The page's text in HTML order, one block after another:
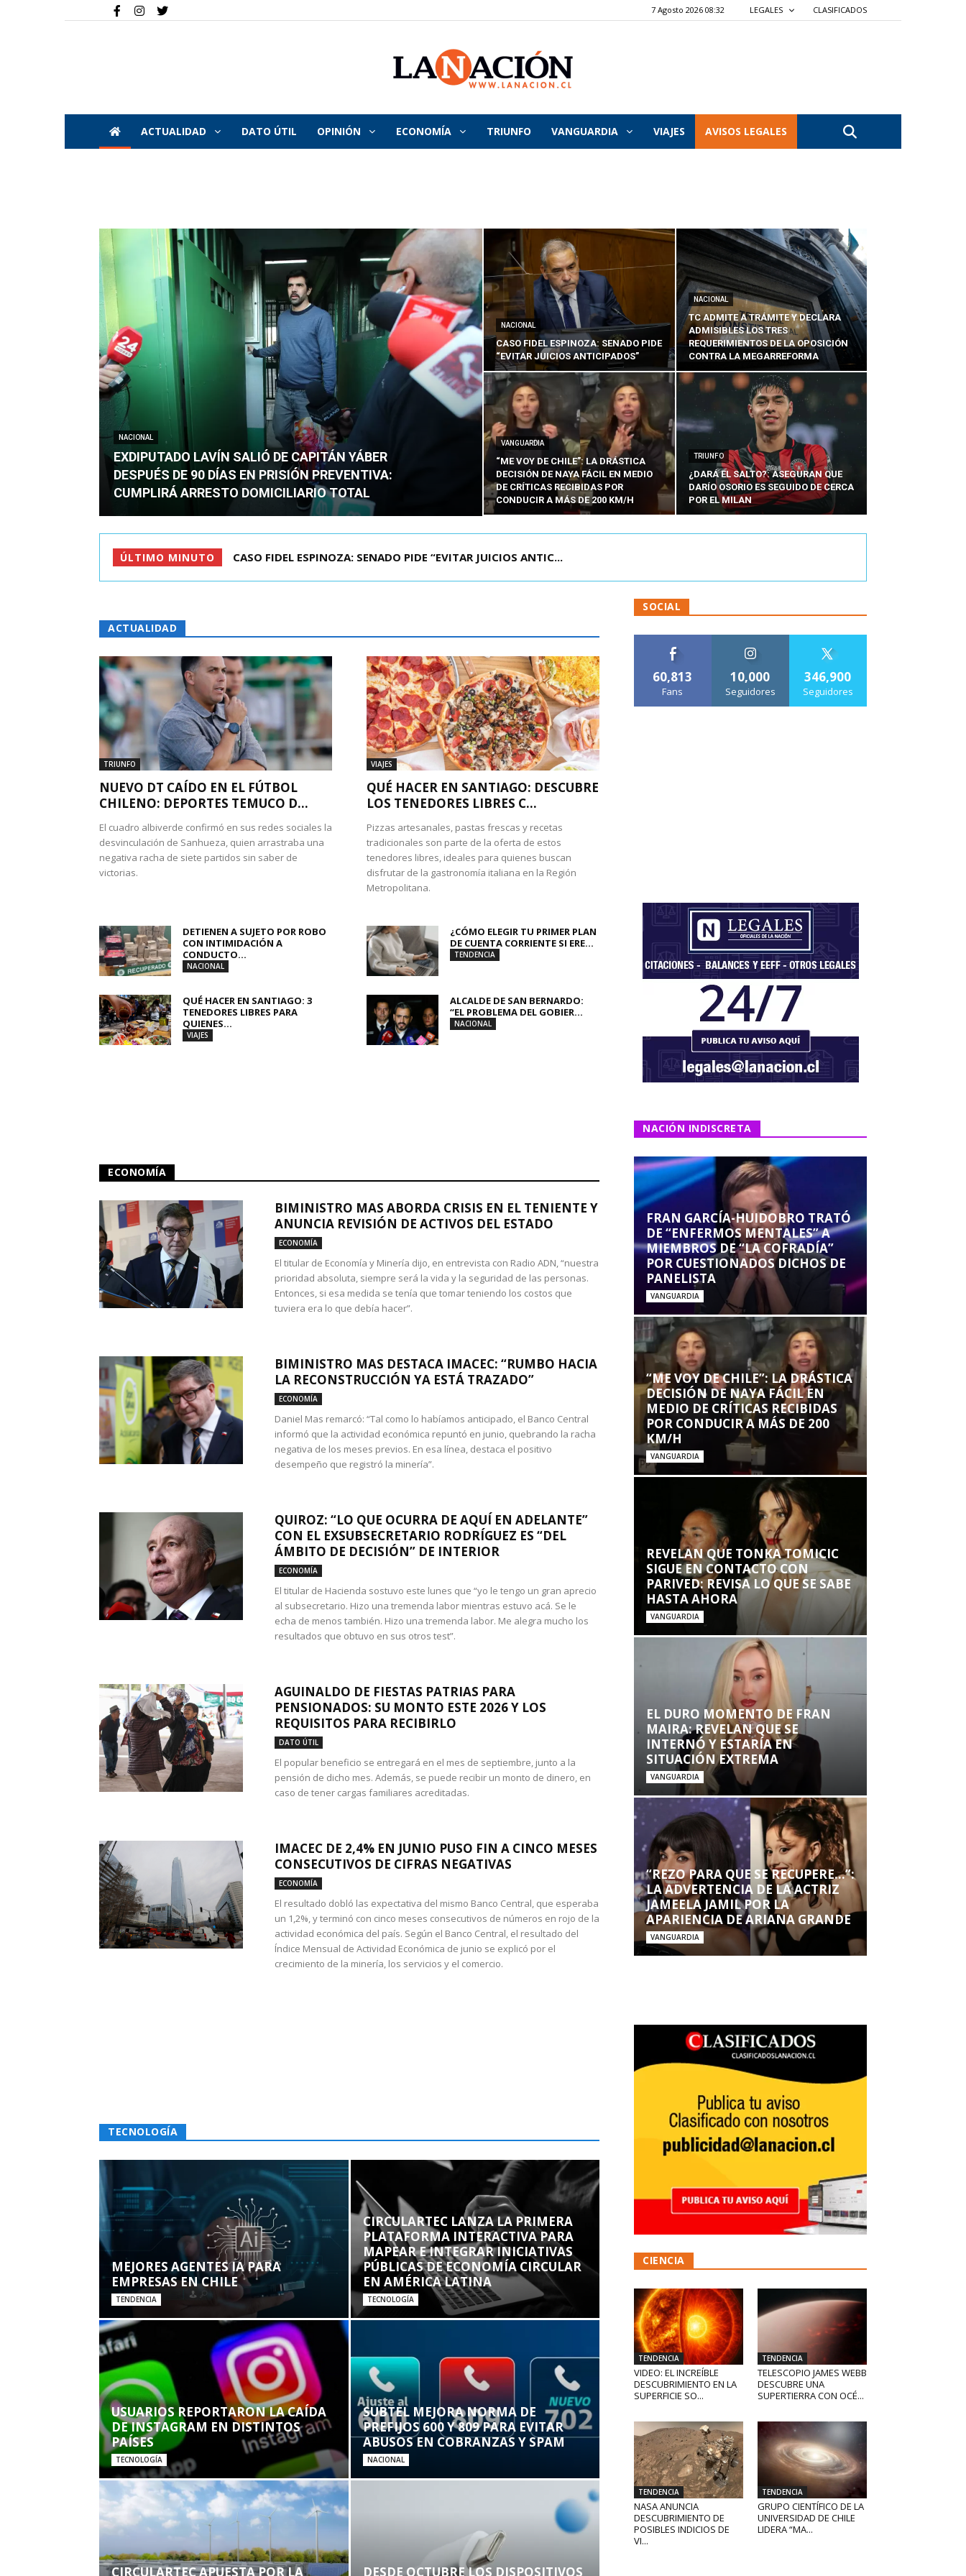
7 Agosto 2026 08:32 LEGALES CLASIFICADOS
La
Nación
ACTUALIDAD DATO ÚTIL OPINIÓN ECONOMÍA TRIUNFO VANGUARDIA VIAJES AVISOS LEGALES
NACIONAL
EXDIPUTADO LAVÍN SALIÓ DE CAPITÁN YÁBER
DESPUÉS DE 90 DÍAS EN PRISIÓN PREVENTIVA:
CUMPLIRÁ ARRESTO DOMICILIARIO TOTAL
NACIONAL
CASO FIDEL ESPINOZA: SENADO PIDE
“EVITAR JUICIOS ANTICIPADOS”
NACIONAL
TC ADMITE A TRÁMITE Y DECLARA
ADMISIBLES LOS TRES
REQUERIMIENTOS DE LA OPOSICIÓN
CONTRA LA MEGARREFORMA
VANGUARDIA
“ME VOY DE CHILE”: LA DRÁSTICA
DECISIÓN DE NAYA FÁCIL EN MEDIO
DE CRÍTICAS RECIBIDAS POR
CONDUCIR A MÁS DE 200 KM/H
TRIUNFO
¿DARÁ EL SALTO?: ASEGURAN QUE
DARÍO OSORIO ES SEGUIDO DE CERCA
POR EL MILAN
ÚLTIMO MINUTO TC ADMITE A TRÁMITE Y DECLARA ADMISIBLES LOS TRES REQU...
ACTUALIDAD
TRIUNFO
NUEVO DT CAÍDO EN EL FÚTBOL
CHILENO: DEPORTES TEMUCO D...
El cuadro albiverde confirmó en sus redes sociales la
desvinculación de Sanhueza, quien arrastraba una
negativa racha de siete partidos sin saber de
victorias.
VIAJES
QUÉ HACER EN SANTIAGO: DESCUBRE
LOS TENEDORES LIBRES C...
Pizzas artesanales, pastas frescas y recetas
tradicionales son parte de la oferta de estos
tenedores libres, ideales para quienes buscan
disfrutar de la gastronomía italiana en la Región
Metropolitana.
DETIENEN A SUJETO POR ROBO
CON INTIMIDACIÓN A
CONDUCTO...
NACIONAL
¿CÓMO ELEGIR TU PRIMER PLAN
DE CUENTA CORRIENTE SI ERE...
TENDENCIA
QUÉ HACER EN SANTIAGO: 3
TENEDORES LIBRES PARA
QUIENES...
VIAJES
ALCALDE DE SAN BERNARDO:
“EL PROBLEMA DEL GOBIER...
NACIONAL
ECONOMÍA
BIMINISTRO MAS ABORDA CRISIS EN EL TENIENTE Y
ANUNCIA REVISIÓN DE ACTIVOS DEL ESTADO
ECONOMÍA
El titular de Economía y Minería dijo, en entrevista con Radio ADN, “nuestra
prioridad absoluta, siempre será la vida y la seguridad de las personas.
Entonces, si esa medida se tenía que tomar teniendo los costos que
tuviera era lo que debía hacer”.
BIMINISTRO MAS DESTACA IMACEC: “RUMBO HACIA
LA RECONSTRUCCIÓN YA ESTÁ TRAZADO”
ECONOMÍA
Daniel Mas remarcó: “Tal como lo habíamos anticipado, el Banco Central
informó que la actividad económica repuntó en junio, quebrando la racha
negativa de los meses previos. En esa línea, destaca el positivo
desempeño que registró la minería”.
QUIROZ: “LO QUE OCURRA DE AQUÍ EN ADELANTE”
CON EL EXSUBSECRETARIO RODRÍGUEZ ES “DEL
ÁMBITO DE DECISIÓN” DE INTERIOR
ECONOMÍA
El titular de Hacienda sostuvo este lunes que “yo le tengo un gran aprecio
al subsecretario. Hizo una tremenda labor mientras estuvo acá. Se le
echa de menos también. Hizo una tremenda labor. Me alegra mucho los
resultados que obtuvo en sus otros test”.
AGUINALDO DE FIESTAS PATRIAS PARA
PENSIONADOS: SU MONTO ESTE 2026 Y LOS
REQUISITOS PARA RECIBIRLO
DATO ÚTIL
El popular beneficio se entregará en el mes de septiembre, junto a la
pensión de dicho mes. Además, se puede recibir un monto de dinero, en
caso de tener cargas familiares acreditadas.
IMACEC DE 2,4% EN JUNIO PUSO FIN A CINCO MESES
CONSECUTIVOS DE CIFRAS NEGATIVAS
ECONOMÍA
El resultado dobló las expectativa del mismo Banco Central, que esperaba
un 1,2%, y terminó con cinco meses consecutivos de números en rojo de la
actividad económica del país. Según el Banco Central, el resultado del
Índice Mensual de Actividad Económica de junio se explicó por el
crecimiento de la minería, los servicios y el comercio.
TECNOLOGÍA
MEJORES AGENTES IA PARA
EMPRESAS EN CHILE
TENDENCIA
CIRCULARTEC LANZA LA PRIMERA
PLATAFORMA INTERACTIVA PARA
MAPEAR E INTEGRAR INICIATIVAS
PÚBLICAS DE ECONOMÍA CIRCULAR
EN AMÉRICA LATINA
TECNOLOGÍA
USUARIOS REPORTARON LA CAÍDA
DE INSTAGRAM EN DISTINTOS
PAÍSES
TECNOLOGÍA
SUBTEL MEJORA NORMA DE
PREFIJOS 600 Y 809 PARA EVITAR
ABUSOS EN COBRANZAS Y SPAM
NACIONAL
CIRCULARTEC APUESTA POR LA DESDE OCTUBRE LOS DISPOSITIVOS
SOCIAL
60,813
Fans
10,000
Seguidores
346,900
Seguidores
NACIÓN INDISCRETA
FRAN GARCÍA-HUIDOBRO TRATÓ
DE “ENFERMOS MENTALES” A
MIEMBROS DE “LA COFRADÍA”
POR CUESTIONADOS DICHOS DE
PANELISTA
VANGUARDIA
“ME VOY DE CHILE”: LA DRÁSTICA
DECISIÓN DE NAYA FÁCIL EN
MEDIO DE CRÍTICAS RECIBIDAS
POR CONDUCIR A MÁS DE 200
KM/H
VANGUARDIA
REVELAN QUE TONKA TOMICIC
SIGUE EN CONTACTO CON
PARIVED: REVISA LO QUE SE SABE
HASTA AHORA
VANGUARDIA
EL DURO MOMENTO DE FRAN
MAIRA: REVELAN QUE SE
INTERNÓ Y ESTARÍA EN
SITUACIÓN EXTREMA
VANGUARDIA
“REZO PARA QUE SE RECUPERE…”:
LA ADVERTENCIA DE LA ACTRIZ
JAMEELA JAMIL POR LA
APARIENCIA DE ARIANA GRANDE
VANGUARDIA
CIENCIA
TENDENCIA
VIDEO: EL INCREÍBLE
DESCUBRIMIENTO EN LA
SUPERFICIE SO...
TENDENCIA
TELESCOPIO JAMES WEBB
DESCUBRE UNA
SUPERTIERRA CON OCÉ...
TENDENCIA
NASA ANUNCIA
DESCUBRIMIENTO DE
POSIBLES INDICIOS DE
VI...
TENDENCIA
GRUPO CIENTÍFICO DE LA
UNIVERSIDAD DE CHILE
LIDERA “MA...